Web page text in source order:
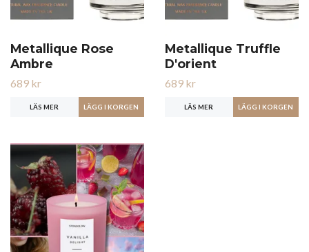
Metallique Rose
Ambre
689 kr
LÄS MER
Metallique Truffle
D'orient
689 kr
LÄS MER